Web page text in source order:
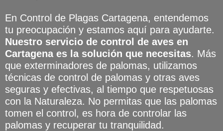
En Control de Plagas Cartagena, entendemos
tu preocupación y estamos aquí para ayudarte.
Nuestro servicio de control de aves en
Cartagena es la solución que necesitas. Más
que exterminadores de palomas, utilizamos
técnicas de control de palomas y otras aves
seguras y efectivas, al tiempo que respetuosas
con la Naturaleza. No permitas que las palomas
tomen el control, es hora de controlar las
palomas y recuperar tu tranquilidad.